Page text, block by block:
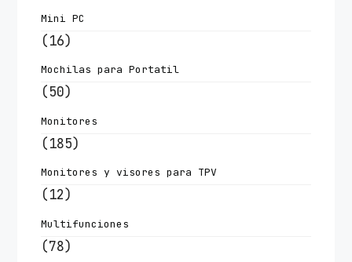
Mini PC
(16)
Mochilas para Portatil
(50)
Monitores
(185)
Monitores y visores para TPV
(12)
Multifunciones
(78)